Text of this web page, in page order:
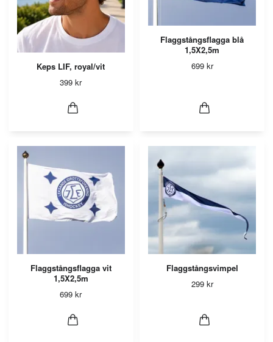
Keps LIF, royal/vit
399 kr
Flaggstångsflagga blå
1,5X2,5m
699 kr
Flaggstångsflagga vit
1,5X2,5m
699 kr
Flaggstångsvimpel
299 kr